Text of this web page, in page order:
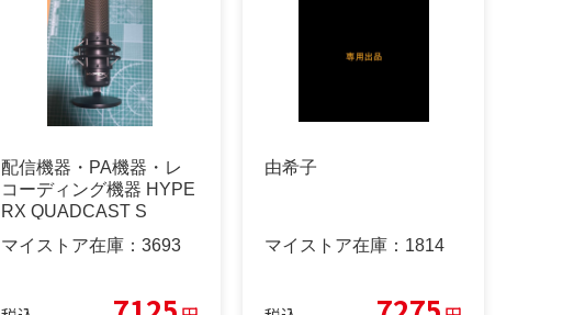
配信機器・PA機器・レ
コーディング機器 HYPE
RX QUADCAST S
マイストア在庫： 3693
由希子
マイストア在庫： 1814